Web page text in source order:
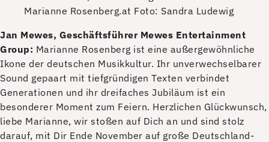
Marianne Rosenberg.at Foto: Sandra Ludewig
Jan Mewes, Geschäftsführer Mewes Entertainment
Group: Marianne Rosenberg ist eine außergewöhnliche
Ikone der deutschen Musikkultur. Ihr unverwechselbarer
Sound gepaart mit tiefgründigen Texten verbindet
Generationen und ihr dreifaches Jubiläum ist ein
besonderer Moment zum Feiern. Herzlichen Glückwunsch,
liebe Marianne, wir stoßen auf Dich an und sind stolz
darauf, mit Dir Ende November auf große Deutschland-